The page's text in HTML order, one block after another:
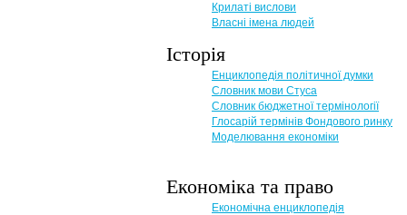
Крилаті вислови
Власні імена людей
Історія
Енциклопедія політичної думки
Словник мови Стуса
Словник бюджетної термінології
Глосарій термінів Фондового ринку
Моделювання економіки
Економіка та право
Eкономічна енциклопедія